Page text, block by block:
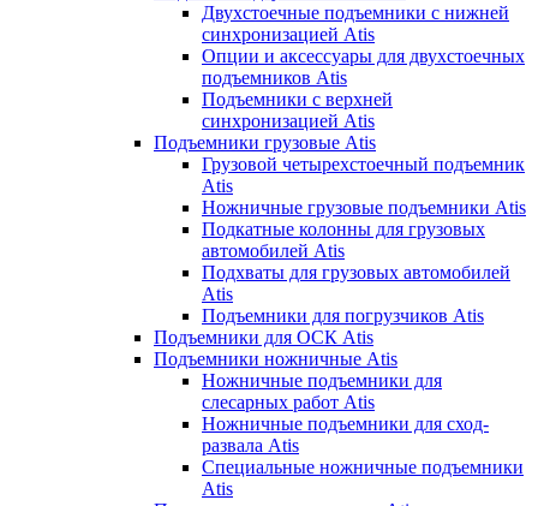
Двухстоечные подъемники с нижней
синхронизацией Atis
Опции и аксессуары для двухстоечных
подъемников Atis
Подъемники с верхней
синхронизацией Atis
Подъемники грузовые Atis
Грузовой четырехстоечный подъемник
Atis
Ножничные грузовые подъемники Atis
Подкатные колонны для грузовых
автомобилей Atis
Подхваты для грузовых автомобилей
Atis
Подъемники для погрузчиков Atis
Подъемники для ОСК Atis
Подъемники ножничные Atis
Ножничные подъемники для
слесарных работ Atis
Ножничные подъемники для сход-
развала Atis
Специальные ножничные подъемники
Atis